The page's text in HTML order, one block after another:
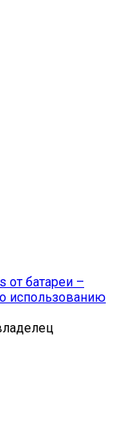
от батареи –
использованию